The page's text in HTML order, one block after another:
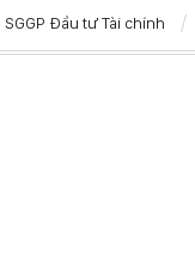
SGGP Đầu tư Tài chính
且具有长远生命力的
东盟共同体
》